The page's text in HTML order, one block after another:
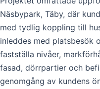
Näsbypark, Täby, där
med tydlig koppling till
inleddes med platsbesök
fastställa nivåer,
fasad, dörrpartier och
genomgång av kundens